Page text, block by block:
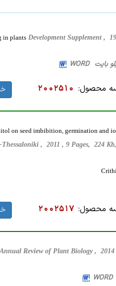
in plants Development Supplement ,
محصول: 2002510
on seed imbibition, germination and
, 2011 , 9 Pages, 224
محصول: 2002517
Annual Review of Plant Biology ,